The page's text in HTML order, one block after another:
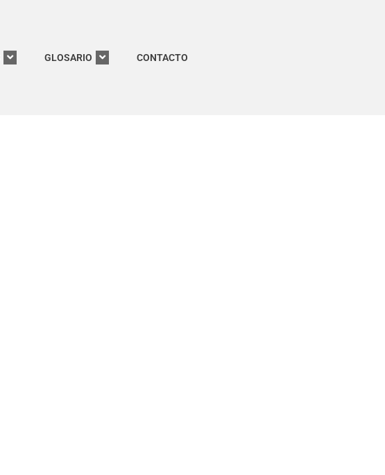
GLOSARIO CONTACTO